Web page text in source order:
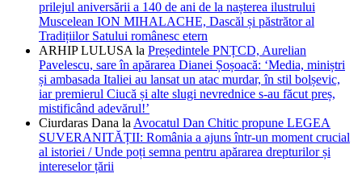
prilejul aniversării a 140 de ani de la nașterea ilustrului
Muscelean ION MIHALACHE, Dascăl și păstrător al
Tradițiilor Satului românesc etern
ARHIP LULUSA la Președintele PNȚCD, Aurelian
Pavelescu, sare în apărarea Dianei Șoșoacă: ‘Media, miniștri
și ambasada Italiei au lansat un atac murdar, în stil bolșevic,
iar premierul Ciucă și alte slugi nevrednice s-au făcut preș,
mistificând adevărul!’
Ciurdaras Dana la Avocatul Dan Chitic propune LEGEA
SUVERANITĂȚII: România a ajuns într-un moment crucial
al istoriei / Unde poți semna pentru apărarea drepturilor și
intereselor țării